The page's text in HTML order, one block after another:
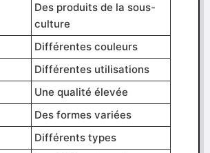
Des produits de la sous-
culture
Différentes couleurs
Différentes utilisations
Une qualité élevée
Des formes variées
Différents types